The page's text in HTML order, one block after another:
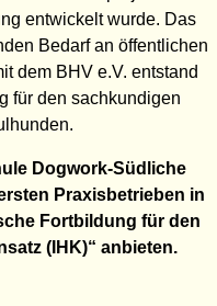
entwickelt wurde. Das
Bedarf an öffentlichen
dem BHV e.V. entstand
für den sachkundigen
Dogwork-Südliche
Praxisbetrieben in
Fortbildung für den
(IHK)“ anbieten.